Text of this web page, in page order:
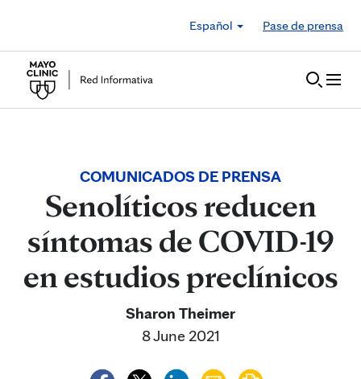
Español
Pase de prensa
COMUNICADOS DE PRENSA
Senolíticos reducen
síntomas de COVID-19
en estudios preclínicos
Sharon Theimer
8 June 2021